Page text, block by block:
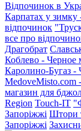
Відпочинок в
Карпатах у зимку
відпочинок
все про
Драгобрат
Коблево - Черное
Каролино-Бугаз -
MedoveMisto.com
магазин для
Region Touch-IT
Запоріжжі Штори
Запоріжжі